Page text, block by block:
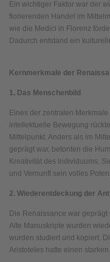
Ein wichtiger Faktor war der
florierenden Handel im
wie die Medici in Florenz
Dadurch entstand ein
Kernmerkmale der
1. Das Menschenbild
Eines der zentralen
intellektuelle Bewegung
Mittelpunkt. Anders als im
geprägt war, betonten die
Kreativität des Individuums.
und Vernunft sein volles
2. Wiederentdeckung der
Die Renaissance war
Alte Manuskripte wurden
wurden studiert und kopiert.
Aristoteles hatte einen